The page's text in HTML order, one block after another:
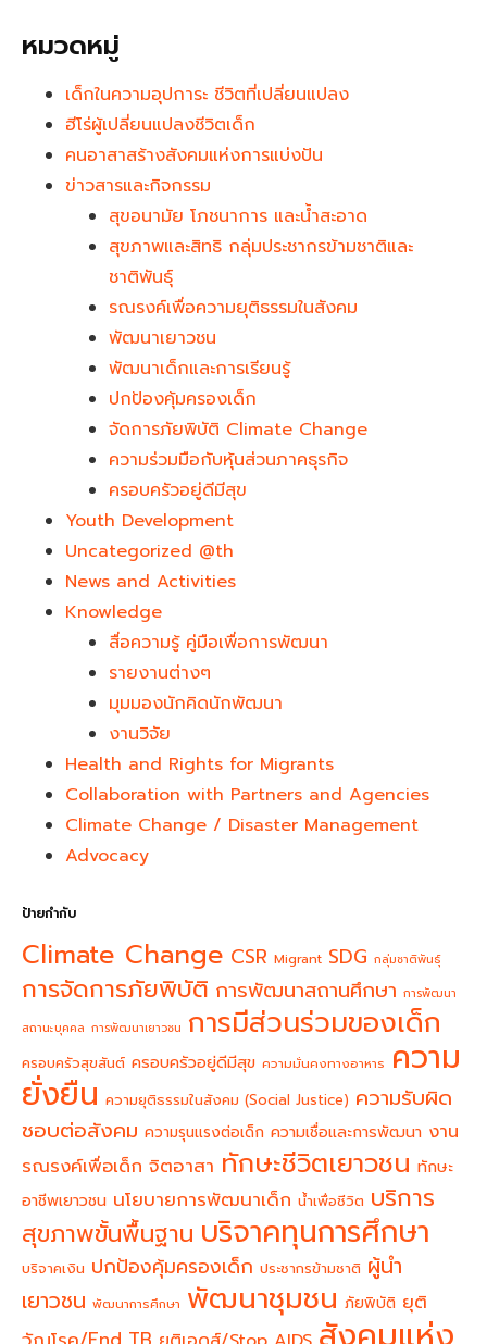
หมวดหมู่
เด็กในความอุปการะ ชีวิตที่เปลี่ยนแปลง
ฮีโร่ผู้เปลี่ยนแปลงชีวิตเด็ก
คนอาสาสร้างสังคมแห่งการแบ่งปัน
ข่าวสารและกิจกรรม
สุขอนามัย โภชนาการ และน้ำสะอาด
สุขภาพและสิทธิ กลุ่มประชากรข้ามชาติและ
ชาติพันธุ์
รณรงค์เพื่อความยุติธรรมในสังคม
พัฒนาเยาวชน
พัฒนาเด็กและการเรียนรู้
ปกป้องคุ้มครองเด็ก
จัดการภัยพิบัติ Climate Change
ความร่วมมือกับหุ้นส่วนภาคธุรกิจ
ครอบครัวอยู่ดีมีสุข
Youth Development​
Uncategorized @th
News and Activities
Knowledge
สื่อความรู้ คู่มือเพื่อการพัฒนา
รายงานต่างๆ
มุมมองนักคิดนักพัฒนา
งานวิจัย
Health and Rights for Migrants
Collaboration with Partners and Agencies
Climate Change / Disaster Management
Advocacy
ป้ายกำกับ
Climate Change CSR Migrant SDG กลุ่มชาติพันธุ์
การจัดการภัยพิบัติ การพัฒนาสถานศึกษา การพัฒนา
สถานะบุคคล การพัฒนาเยาวชน การมีส่วนร่วมของเด็ก
ครอบครัวสุขสันต์ ครอบครัวอยู่ดีมีสุข ความมั่นคงทางอาหาร ความ
ยั่งยืน ความยุติธรรมในสังคม (Social Justice) ความรับผิด
ชอบต่อสังคม ความรุนแรงต่อเด็ก ความเชื่อและการพัฒนา งาน
รณรงค์เพื่อเด็ก จิตอาสา ทักษะชีวิตเยาวชน ทักษะ
อาชีพเยาวชน นโยบายการพัฒนาเด็ก น้ำเพื่อชีวิต บริการ
สุขภาพขั้นพื้นฐาน บริจาคทุนการศึกษา
บริจาคเงิน ปกป้องคุ้มครองเด็ก ประชากรข้ามชาติ ผู้นำ
เยาวชน พัฒนาการศึกษา พัฒนาชุมชน ภัยพิบัติ ยุติ